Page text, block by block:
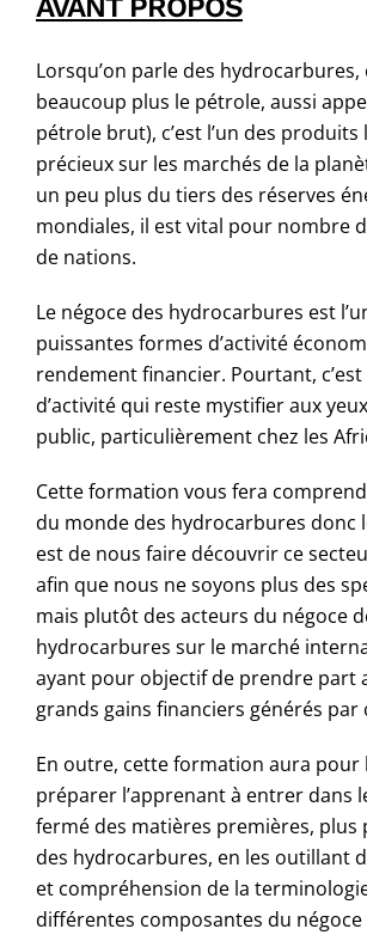
Lorsqu’on parle des
beaucoup plus le pétrole, aussi
pétrole brut), c’est l’un des produits
précieux sur les marchés de la
un peu plus du tiers des réserves
mondiales, il est vital pour nombre
de nations.
Le négoce des hydrocarbures est
puissantes formes d’activité
rendement financier. Pourtant,
d’activité qui reste mystifier aux
public, particulièrement chez les
Cette formation vous fera
du monde des hydrocarbures donc
est de nous faire découvrir ce
afin que nous ne soyons plus des
mais plutôt des acteurs du négoce
hydrocarbures sur le marché
ayant pour objectif de prendre part
grands gains financiers générés par
En outre, cette formation aura pour
préparer l’apprenant à entrer dans
fermé des matières premières, plus
des hydrocarbures, en les outillant
et compréhension de la
différentes composantes du